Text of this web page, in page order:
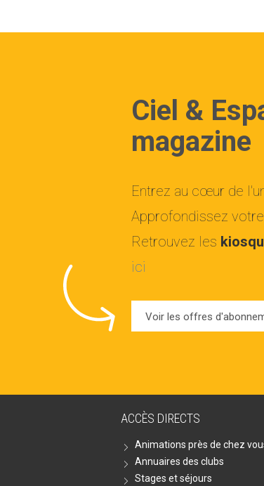
Ciel &
magazine
Entrez au cœur de
Approfondissez
Retrouvez les
ici
Voir les offres
ACCÈS DIRECTS
Animations près de chez
Annuaires des clubs
Stages et séjours